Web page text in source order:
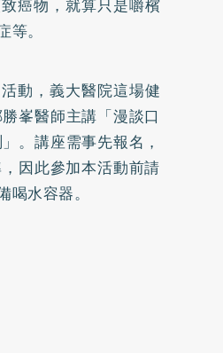
癌物，就算只是嚼檳
。
動，義大醫院這場健
峯醫師主講「漫談口
。講座需事先報名，
因此參加本活動前請
水容器。